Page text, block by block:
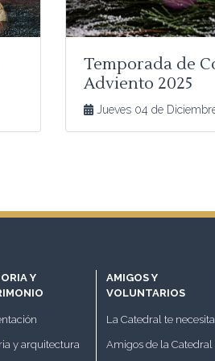
Temporada de
Adviento 2025
Jueves 04 de
Y
y arquitectura
AMIGOS Y
VOLUNTARIOS
La Catedral te necesita
Amigos de la Catedral